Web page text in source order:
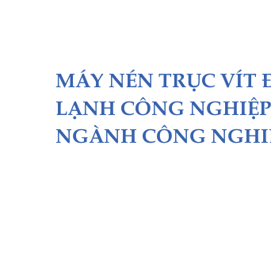
MÁY NÉN TRỤC VÍT
LẠNH CÔNG
NGÀNH CÔNG